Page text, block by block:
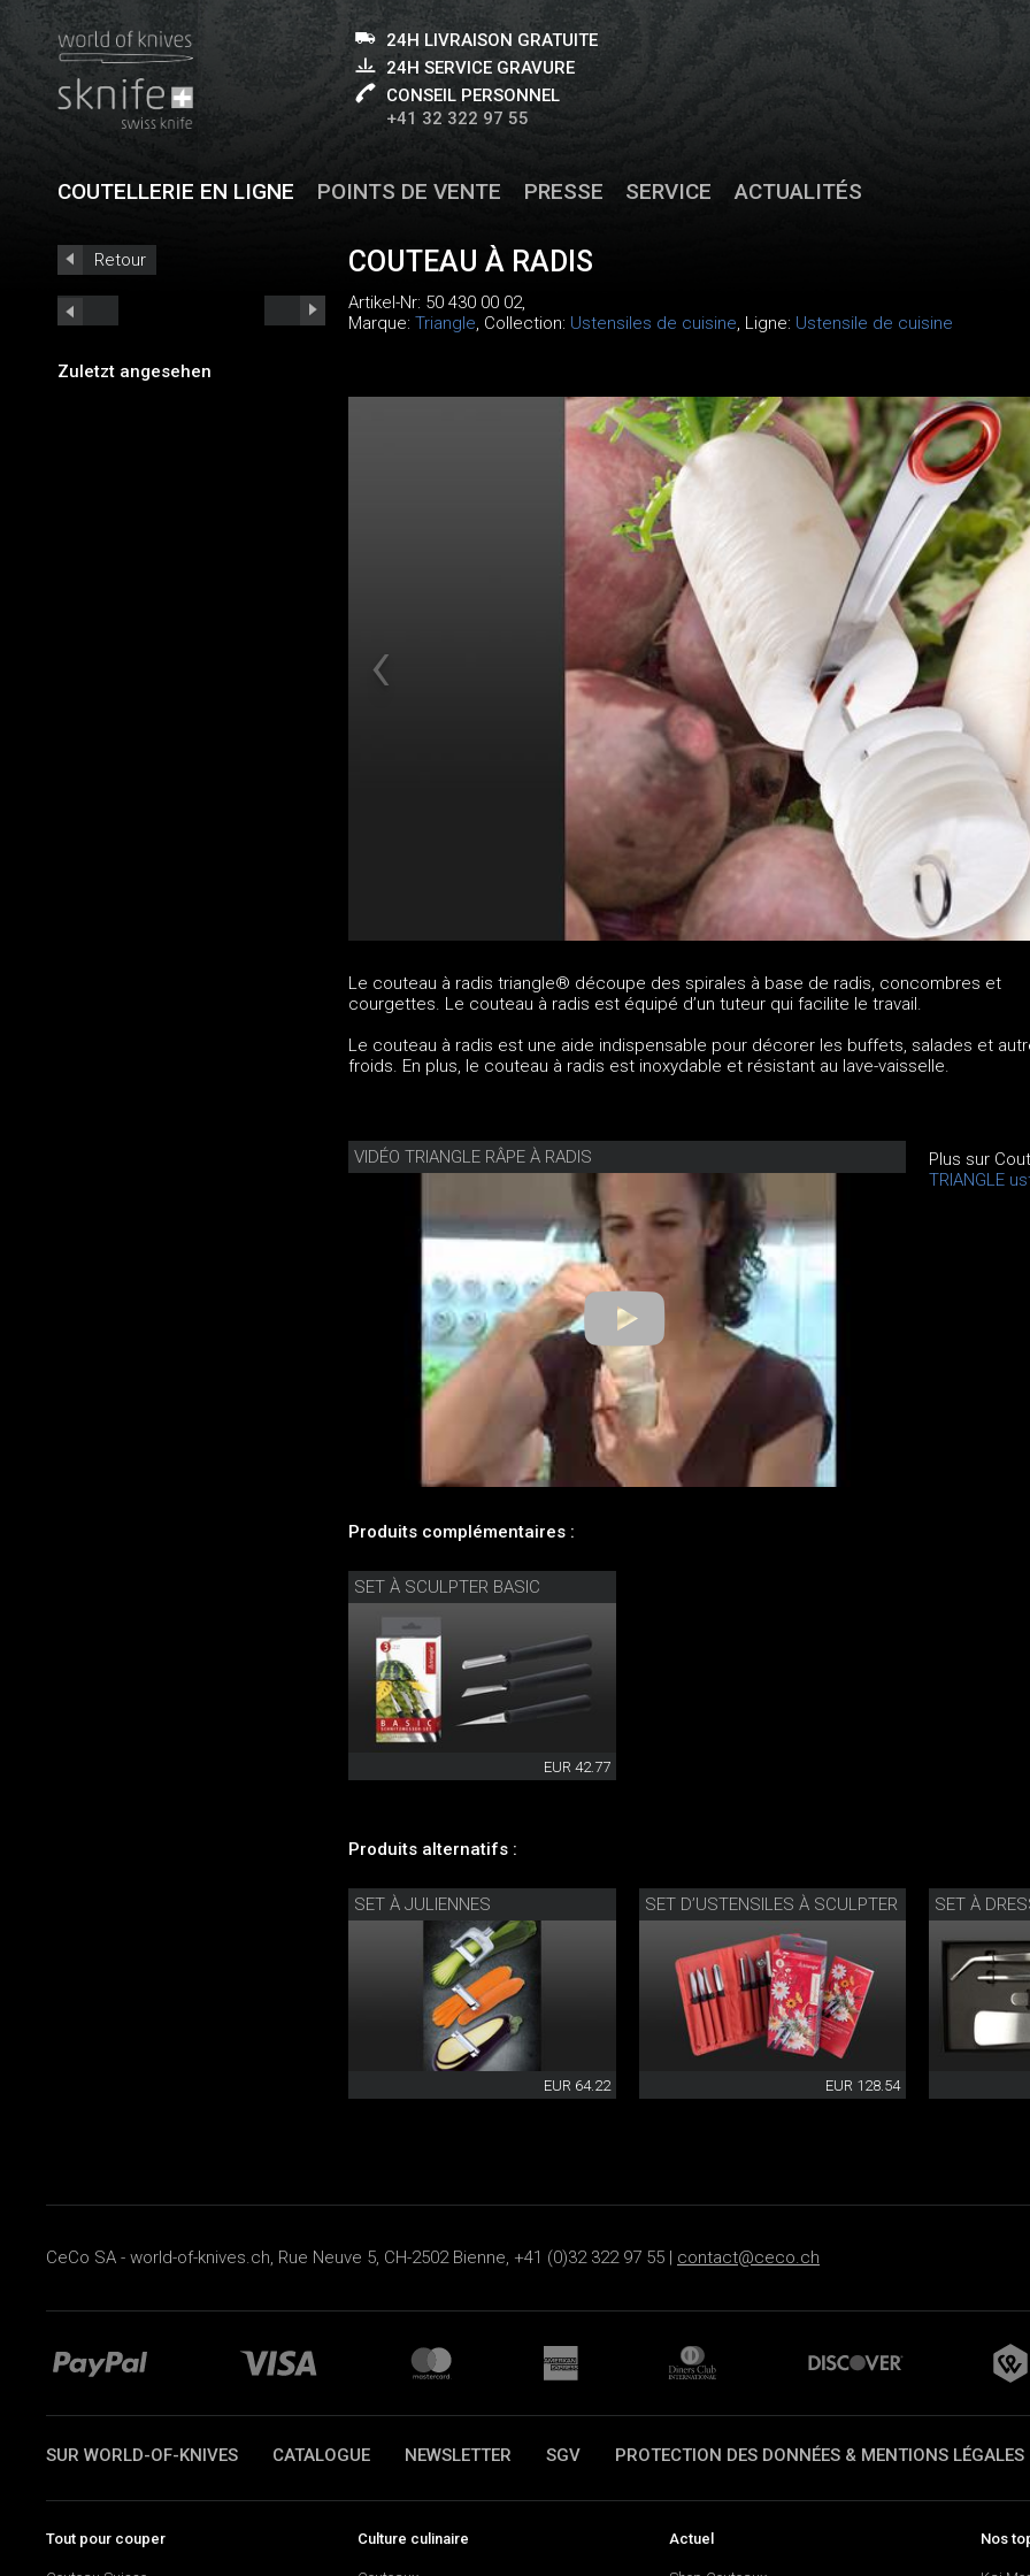
24H LIVRAISON GRATUITE
24H SERVICE GRAVURE
CONSEIL PERSONNEL
+41 32 322 97 55
COUTELLERIE EN LIGNE POINTS DE VENTE PRESSE SERVICE ACTUALITÉS
Retour
Zuletzt angesehen
COUTEAU À RADIS
Artikel-Nr: 50 430 00 02,
Marque: Triangle, Collection: Ustensiles de cuisine, Ligne: Ustensile de cuisine
Le couteau à radis triangle® découpe des spirales à base de radis, concombres et
courgettes. Le couteau à radis est équipé d’un tuteur qui facilite le travail.
Le couteau à radis est une aide indispensable pour décorer les buffets, salades et
froids. En plus, le couteau à radis est inoxydable et résistant au lave-vaisselle.
VIDÉO TRIANGLE RÂPE À RADIS
Plus sur
TRIANGLE
Produits complémentaires :
SET À SCULPTER BASIC
EUR 42.77
Produits alternatifs :
SET À JULIENNES
EUR 64.22
SET D’USTENSILES À SCULPTER
EUR 128.54
SET À
CeCo SA - world-of-knives.ch, Rue Neuve 5, CH-2502 Bienne, +41 (0)32 322 97 55 | contact@ceco.ch
SUR WORLD-OF-KNIVES CATALOGUE NEWSLETTER SGV PROTECTION DES DONNÉES & MENTIONS LÉGALES
Tout pour couper Culture culinaire Actuel Nos